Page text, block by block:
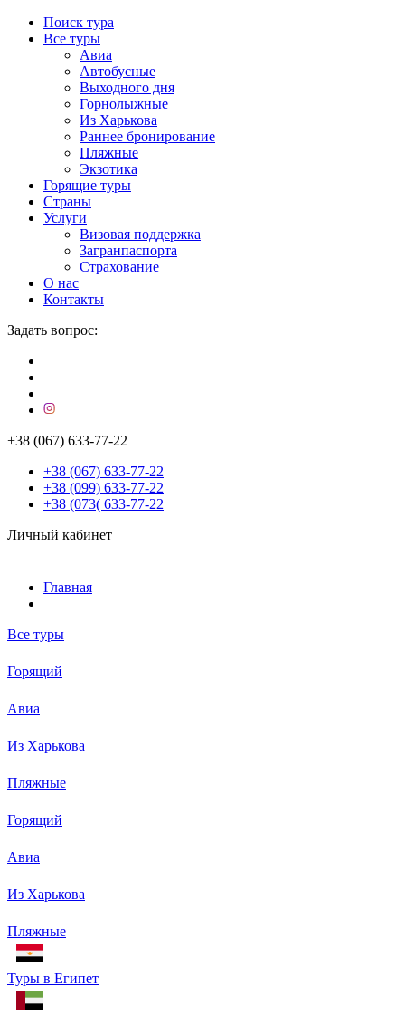
Поиск тура
Все туры
Авиа
Автобусные
Выходного дня
Горнолыжные
Из Харькова
Раннее бронирование
Пляжные
Экзотика
Горящие туры
Страны
Услуги
Визовая поддержка
Загранпаспорта
Страхование
О нас
Контакты
Задать вопрос:
+38 (067) 633-77-22
+38 (067) 633-77-22
+38 (099) 633-77-22
+38 (073( 633-77-22
Личный кабинет
Главная
Все туры
Горящий
Авиа
Из Харькова
Пляжные
Горящий
Авиа
Из Харькова
Пляжные
Туры в Египет